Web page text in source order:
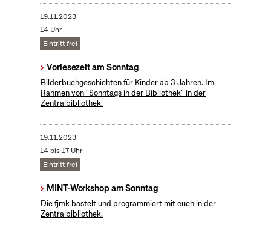
19.11.2023
14 Uhr
Eintritt frei
Vorlesezeit am Sonntag
Bilderbuchgeschichten für Kinder ab 3 Jahren. Im
Rahmen von "Sonntags in der Bibliothek" in der
Zentralbibliothek.
19.11.2023
14 bis 17 Uhr
Eintritt frei
MINT-Workshop am Sonntag
Die fjmk bastelt und programmiert mit euch in der
Zentralbibliothek.